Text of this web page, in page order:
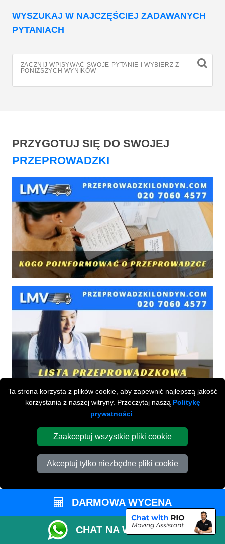
Ta strona korzysta z plików cookie, aby zapewnić najlepszą jakość
korzystania z naszej witryny. Przeczytaj naszą Politykę
prywatności
Zaakceptuj wszystkie pliki cookie
Akceptuj tylko niezbędne pliki cookie
WYSZUKAJ W NAJCZĘŚCIEJ ZADAWANYCH
PYTANIACH
ZACZNIJ WPISYWAĆ SWOJE PYTANIE I WYBIERZ Z
PONIŻSZYCH WYNIKÓW
PRZYGOTUJ SIĘ DO SWOJEJ
PRZEPROWADZKI
DARMOWA WYCENA
CHAT NA WHATSAPP